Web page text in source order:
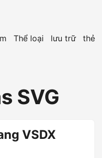
Thể loại lưu trữ thẻ
SVG
VSDX